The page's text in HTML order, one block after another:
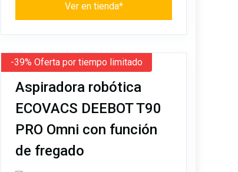
Ver en tienda*
-39% Oferta por tiempo limitado
Aspiradora robótica
ECOVACS DEEBOT T90
PRO Omni con función
de fregado